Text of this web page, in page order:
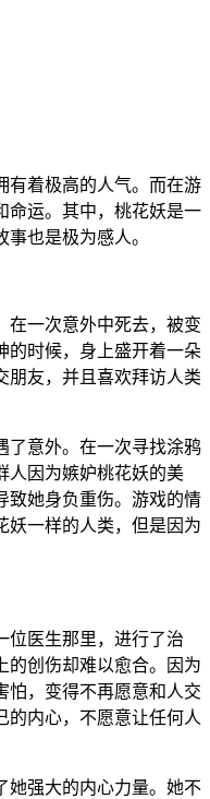
有着极高的人气。而在游
命运。其中，桃花妖是一
也是极为感人。
在一次意外中死去，被变
的时候，身上盛开着一朵
朋友，并且喜欢拜访人类
了意外。在一次寻找涂鸦
人因为嫉妒桃花妖的美
致她身负重伤。游戏的情
妖一样的人类，但是因为
位医生那里，进行了治
的创伤却难以愈合。因为
怕，变得不再愿意和人交
的内心，不愿意让任何人
她强大的内心力量。她不